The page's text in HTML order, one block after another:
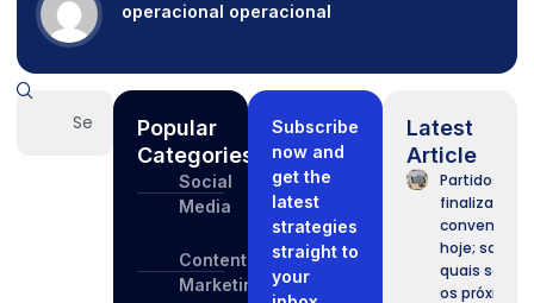
operacional operacional
Popular
Categories
Social
Media
Content
Marketing
Subscribe
now and
get the
latest
strategies
straight to
your
Latest
Article
Partidos
finalizam
convenções
hoje; saiba
quais serão
os próximos